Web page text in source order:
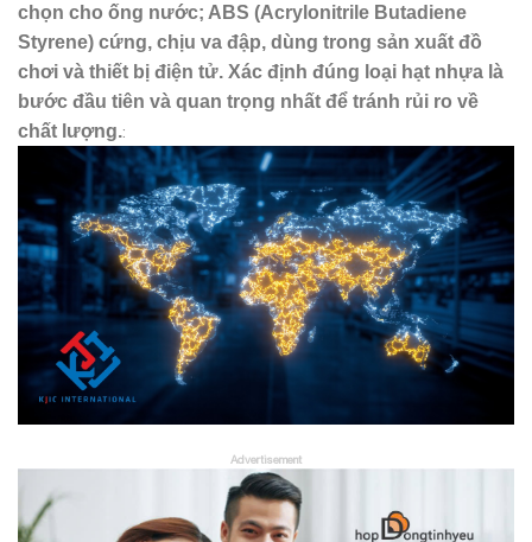
chọn cho ống nước; ABS (Acrylonitrile Butadiene
Styrene) cứng, chịu va đập, dùng trong sản xuất đồ
chơi và thiết bị điện tử. Xác định đúng loại hạt nhựa là
bước đầu tiên và quan trọng nhất để tránh rủi ro về
chất lượng.:
Advertisement